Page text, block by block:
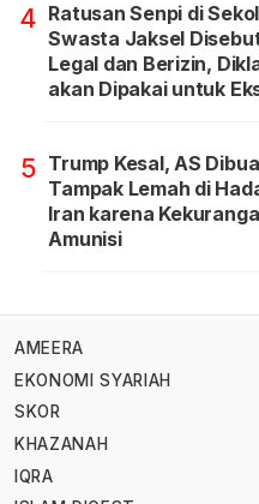
4 Ratusan Senpi di
Swasta Jaksel
Legal dan Berizin,
akan Dipakai untuk
5 Trump Kesal, AS
Tampak Lemah di
Iran karena
Amunisi
AMEERA
EKONOMI SYARIAH
SKOR
KHAZANAH
IQRA